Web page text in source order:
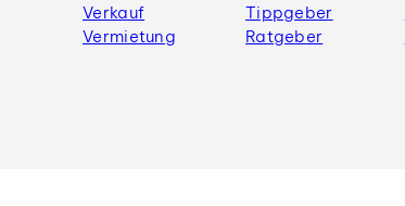
Verkauf
Vermietung
Tippgeber
Ratgeber